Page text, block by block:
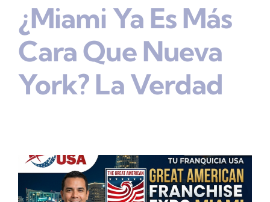
¿Miami Ya Es Más
Cara Que Nueva
York? La Verdad